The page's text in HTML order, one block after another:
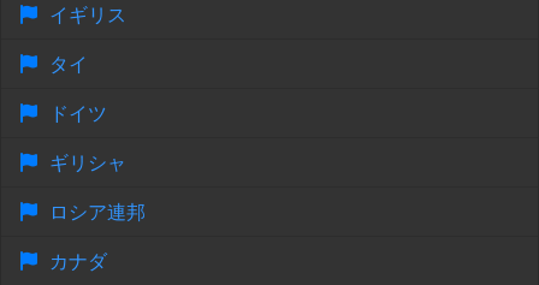
イギリス
タイ
ドイツ
ギリシャ
ロシア連邦
カナダ